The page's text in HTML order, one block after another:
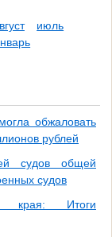
июль
обжаловать
рублей
судов общей
судов
края: Итоги